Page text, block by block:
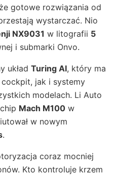
gotowe rozwiązania od
wystarczać. Nio
NX9031 w litografii 5
i submarki Onvo.
układ Turing AI, który ma
jak i systemy
modelach. Li Auto
Mach M100 w
w nowym
.
coraz mocniej
Kto kontroluje krzem